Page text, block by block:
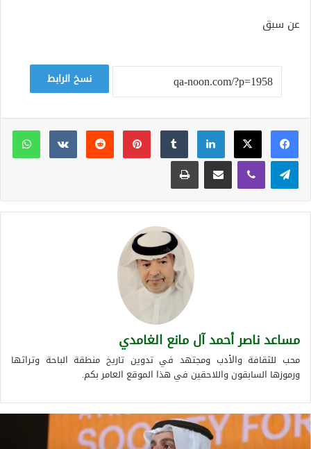
عن سبق
نسخ الرابط
لينكدإن ‏Tumblr بينتيريست
‏Reddit
‏VKontakte
تيلقرام ڤايبر مشاركة عبر البريد طباعة
مساعد ناصر أحمد آل مانع الغامدي
محب للثقافة والأدب ومجتهد في تدوين تاريخ منطقة الباحة وتراثها
ورموزها السابقون واللاحقين في هذا الموقع العامر بكم.